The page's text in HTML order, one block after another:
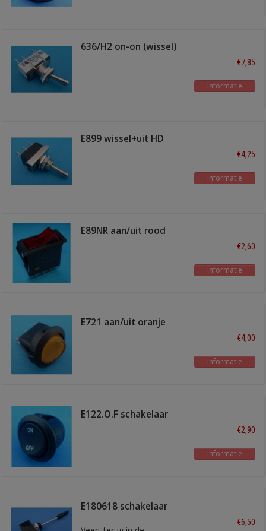
636/H2 on-on (wissel)
€7,85
Informatie
E899 wissel+uit HD
€4,25
Informatie
E89NR aan/uit rood
€2,60
Informatie
E721 aan/uit oranje
€4,00
Informatie
E122.O.F schakelaar
€2,90
Informatie
E180618 schakelaar
€6,50